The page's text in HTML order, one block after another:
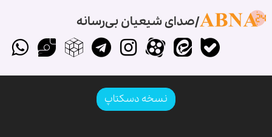
صدای شیعیان بی‌رسانه
نسخه دسکتاپ